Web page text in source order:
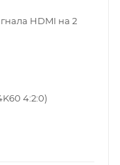
HDMI на 2
4:2:0)